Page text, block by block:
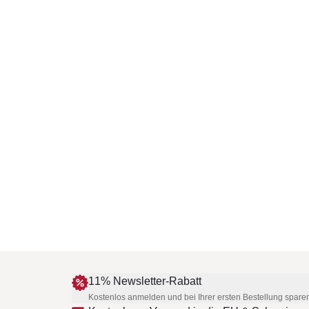
11% Newsletter-Rabatt
Kostenlos anmelden und bei Ihrer ersten Bestellung